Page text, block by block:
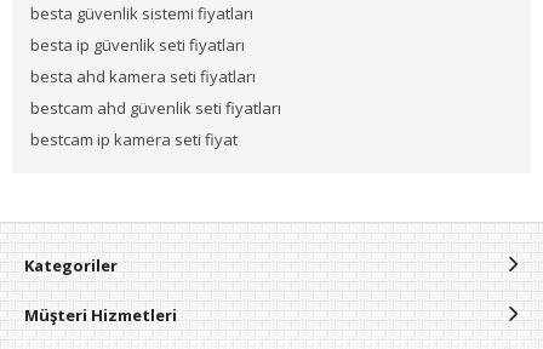
besta güvenlik sistemi fiyatları
besta ip güvenlik seti fiyatları
besta ahd kamera seti fiyatları
bestcam ahd güvenlik seti fiyatları
bestcam ip kamera seti fiyat
Kategoriler
Müşteri Hizmetleri